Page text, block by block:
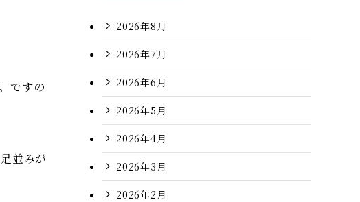
ですの
並みが
2026年8月
2026年7月
2026年6月
2026年5月
2026年4月
2026年3月
2026年2月